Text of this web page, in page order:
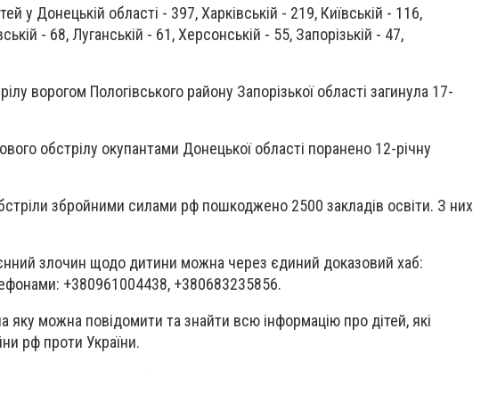
у Донецькій області - 397, Харківській - 219, Київській - 116,
- 68, Луганській - 61, Херсонській - 55, Запорізькій - 47,
ворогом Пологівського району Запорізької області загинула 17-
обстрілу окупантами Донецької області поранено 12-річну
збройними силами рф пошкоджено 2500 закладів освіти. З них
злочин щодо дитини можна через єдиний доказовий хаб:
+380961004438, +380683235856.
яку можна повідомити та знайти всю інформацію про дітей, які
рф проти України.